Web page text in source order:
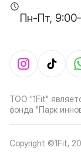
Пн-Пт,
ТОО "1Fit"
фонда "Парк
Copyright ©1Fit,